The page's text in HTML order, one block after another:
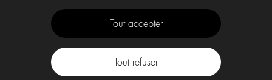
Tout accepter
Tout refuser